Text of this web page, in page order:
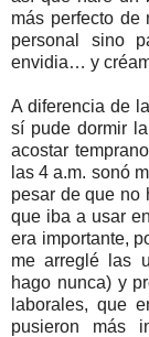
más perfecto de
personal sino
envidia… y
A diferencia de
sí pude dormir
acostar
las 4 a.m. sonó
pesar de que no
que iba a usar
era importante,
me arreglé las
hago nunca) y
laborales, que
pusieron más